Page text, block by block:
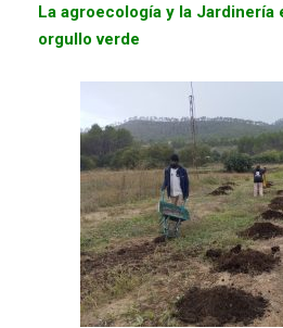
La agroecología y la Jardinería
orgullo verde